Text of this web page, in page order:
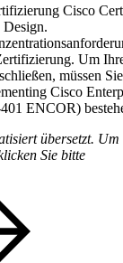
Cisco
Design.
Um
müssen
Cisco
ENCOR)
übersetzt. Um
Sie bitte